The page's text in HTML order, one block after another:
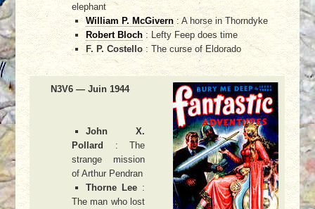
elephant
William P. McGivern: A horse in Thorndyke
Robert Bloch : Lefty Feep does time
F. P. Costello: The curse of Eldorado
N3V6 — Juin 1944
John X.
Pollard
: The
strange mission
of Arthur Pendran
Thorne Lee :
The man who lost